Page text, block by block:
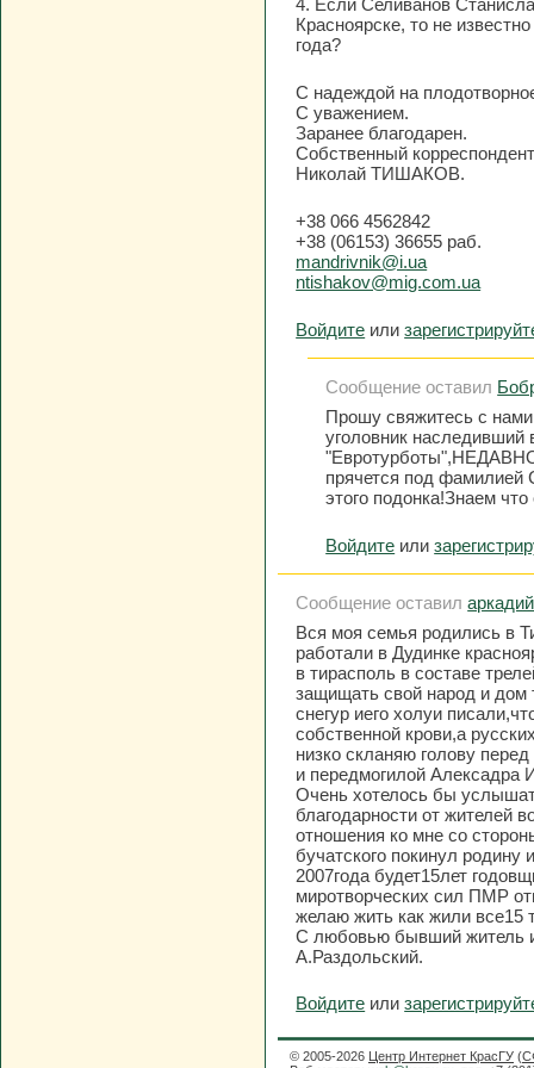
4. Если Селиванов
Красноярске, то не
года?
С надеждой на
С уважением.
Заранее благодарен.
Cобственный
Николай ТИШАКОВ.
+38 066 4562842
+38 (06153) 36655 раб.
mandrivnik@i.ua
ntishakov@mig.com.ua
Войдите или
Сообщение оставил
Прошу свяжитесь с
уголовник
прячется под фамилией
этого подонка!Знаем
Войдите или
Сообщение оставиларкадий
Вся моя семья родились в
работали в Дудинке
в тирасполь в составе
защищать свой народ и дом
снегур иего холуи
собственной крови,а
низко скланяю голову
и передмогилой Алексадра
Очень хотелось бы
благодарности от жителей
отношения ко мне со
бучатского покинул
2007года будет15лет
миротворческих сил ПМР
желаю жить как жили все15
С любовью бывший житель
А.Раздольский.
Войдите или
© 2005-2026 Центр Интернет КрасГУ (